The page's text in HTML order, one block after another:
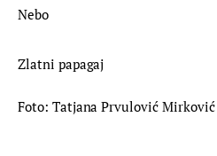
Nebo
Zlatni papagaj
Foto: Tatjana Prvulović Mirković